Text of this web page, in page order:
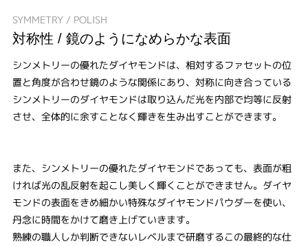
SYMMETRY / POLISH
対称性 / 鏡のようになめらかな表面
シンメトリーの優れたダイヤモンドは、相対するファセットの位
置と角度が合わせ鏡のような関係にあり、対称に向き合っている
シンメトリーのダイヤモンドは取り込んだ光を内部で均等に反射
させ、全体的に余すことなく輝きを生み出すことができます。
また、シンメトリーの優れたダイヤモンドであっても、表面が粗
ければ光の乱反射を起こし美しく輝くことができません。ダイヤ
モンドの表面をきめ細かい特殊なダイヤモンドパウダーを使い、
丹念に時間をかけて磨き上げていきます。
熟練の職人しか判断できないレベルまで研磨するこの最終的な仕